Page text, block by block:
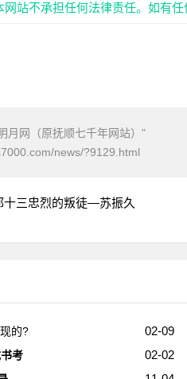
网站不承担任何法律责任。如有
月网（原抚顺七千年网站）"
news/?9129.html
十三忠烈的叛徒—苏振久
02-09
的?
02-02
考